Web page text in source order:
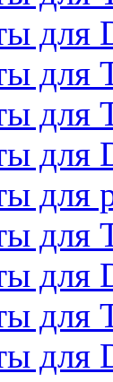
для
для
для
для
для
для
для
для
для